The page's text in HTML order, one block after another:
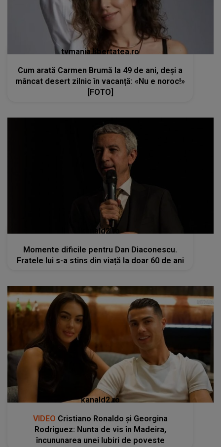
tvmania.libertatea.ro
Cum arată Carmen Brumă la 49 de ani, deși a
mâncat desert zilnic în vacanță: «Nu e noroc!»
[FOTO]
kanald2.ro
Momente dificile pentru Dan Diaconescu.
Fratele lui s-a stins din viață la doar 60 de ani
kanald2.ro
VIDEO Cristiano Ronaldo și Georgina
Rodriguez: Nunta de vis în Madeira,
încununarea unei Iubiri de poveste